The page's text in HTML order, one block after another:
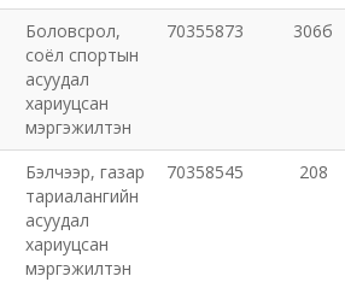
Боловсрол,
соёл спортын
асуудал
хариуцсан
мэргэжилтэн
70355873 306б
Бэлчээр, газар
тариалангийн
асуудал
хариуцсан
мэргэжилтэн
70358545 208